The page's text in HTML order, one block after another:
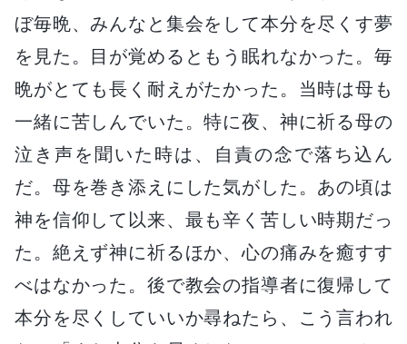
ぼ毎晩、みんなと集会をして本分を尽くす夢
を見た。目が覚めるともう眠れなかった。毎
晩がとても長く耐えがたかった。当時は母も
一緒に苦しんでいた。特に夜、神に祈る母の
泣き声を聞いた時は、自責の念で落ち込ん
だ。母を巻き添えにした気がした。あの頃は
神を信仰して以来、最も辛く苦しい時期だっ
た。絶えず神に祈るほか、心の痛みを癒すす
べはなかった。後で教会の指導者に復帰して
本分を尽くしていいか尋ねたら、こう言われ